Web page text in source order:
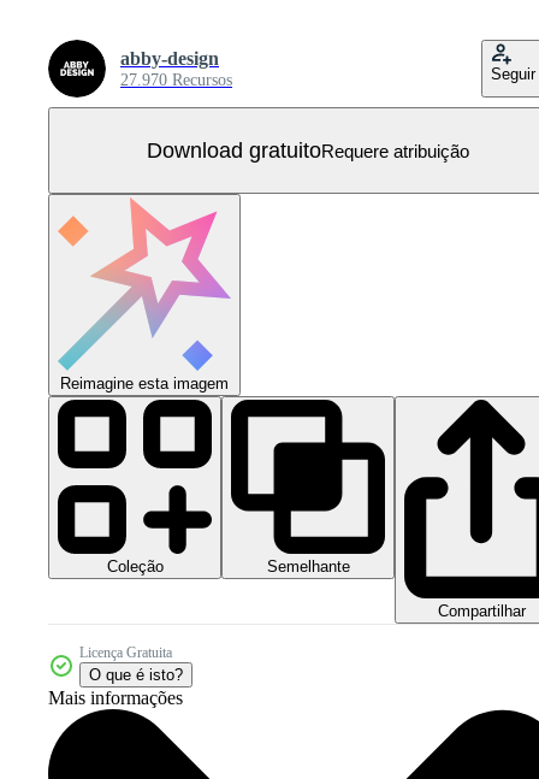
abby-design
27.970 Recursos Seguir
Download gratuitoRequere atribuição
Reimagine esta imagem
Coleção Semelhante
Compartilhar
Licença Gratuita
O que é isto?
Mais informações